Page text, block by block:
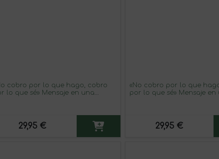
cobro por lo que hago, cobro
lo que sé» Mensaje en una
29,95 €
«No cobro por lo que
por lo que sé» Mensaje en
29,95 €